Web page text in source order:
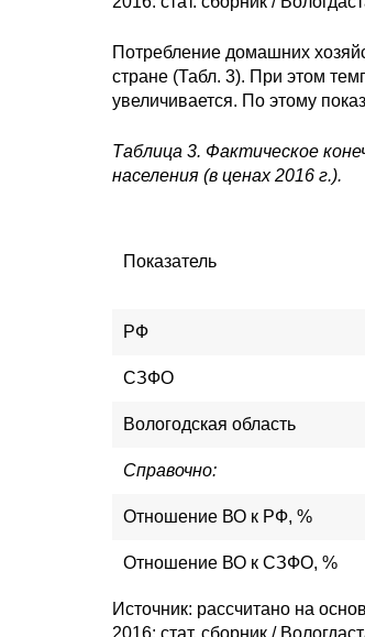
Потребление домашних
стране (Табл. 3). При этом
увеличивается. По этому
Таблица 3. Фактическое
населения (в ценах 2016 г.).
Показатель
РФ
СЗФО
Вологодская область
Справочно:
Отношение ВО к РФ, %
Отношение ВО к СЗФО, %
Источник: рассчитано на
2016: стат. сборник /